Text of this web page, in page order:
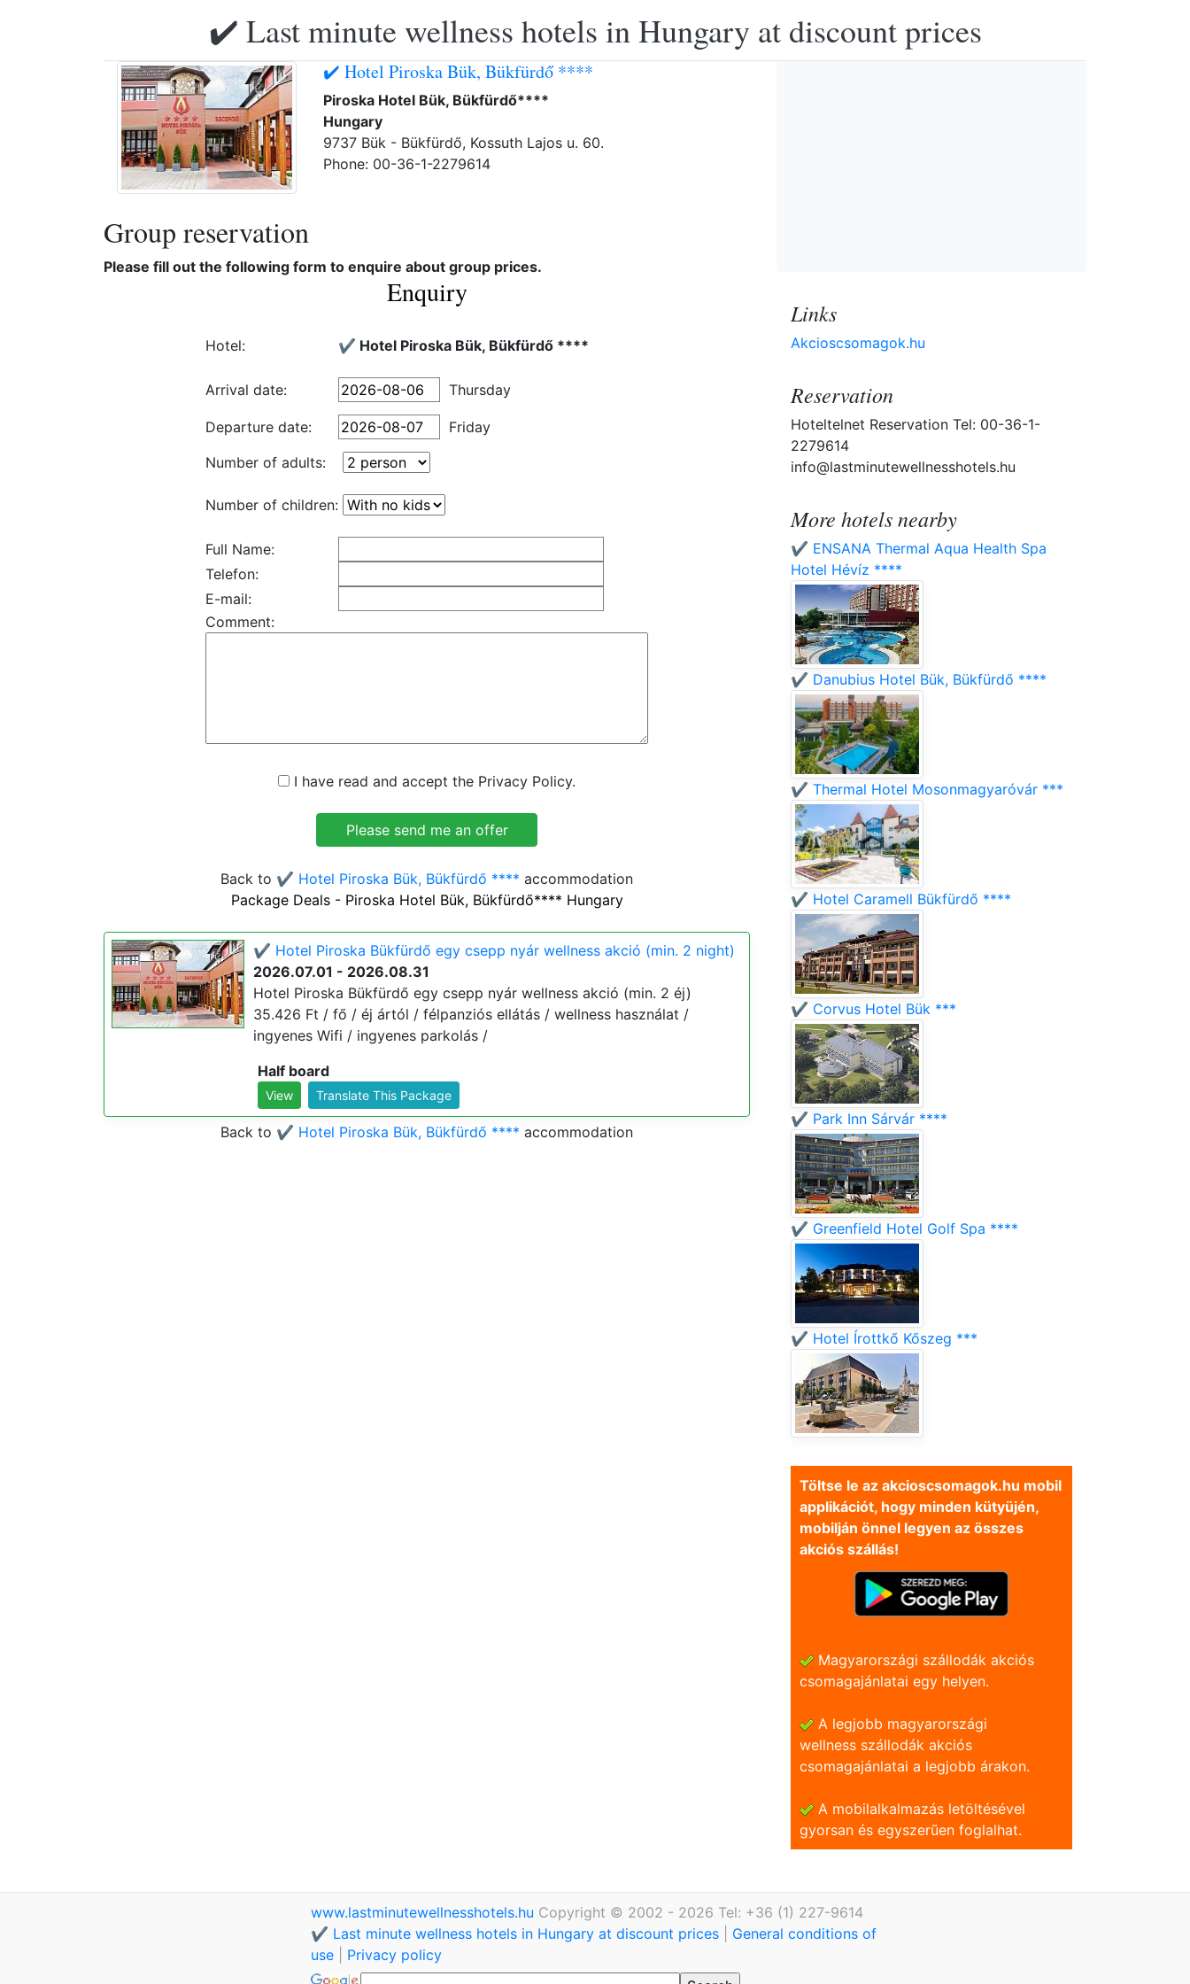
✔️ Last minute wellness hotels in Hungary at discount prices
✔️ Hotel Piroska Bük, Bükfürdő ****
Piroska Hotel Bük, Bükfürdő****
Hungary
9737 Bük - Bükfürdő, Kossuth Lajos u. 60.
Phone: 00-36-1-2279614
Group reservation
Please fill out the following form to enquire about group prices.
Enquiry
Hotel: ✔️ Hotel Piroska Bük, Bükfürdő ****
Arrival date: Thursday
Departure date:
Friday
Number of adults:
Number of children:
Full Name:
Telefon:
E-mail:
Comment:
I have read and accept the Privacy Policy.
Back to ✔️ Hotel Piroska Bük, Bükfürdő **** accommodation
Package Deals - Piroska Hotel Bük, Bükfürdő**** Hungary
✔️ Hotel Piroska Bükfürdő egy csepp nyár wellness akció (min. 2 night)
2026.07.01 - 2026.08.31
Hotel Piroska Bükfürdő egy csepp nyár wellness akció (min. 2 éj)
35.426 Ft / fő / éj ártól / félpanziós ellátás / wellness használat /
ingyenes Wifi / ingyenes parkolás /
Half board
View Translate This Package
Back to ✔️ Hotel Piroska Bük, Bükfürdő **** accommodation
Links
Akcioscsomagok.hu
Reservation
Hoteltelnet Reservation Tel: 00-36-1-
2279614
info@lastminutewellnesshotels.hu
More hotels nearby
✔️ ENSANA Thermal Aqua Health Spa
Hotel Hévíz ****
✔️ Danubius Hotel Bük, Bükfürdő ****
✔️ Thermal Hotel Mosonmagyaróvár ***
✔️ Hotel Caramell Bükfürdő ****
✔️ Corvus Hotel Bük ***
✔️ Park Inn Sárvár ****
✔️ Greenfield Hotel Golf Spa ****
✔️ Hotel Írottkő Kőszeg ***
Töltse le az akcioscsomagok.hu mobil
applikációt, hogy minden kütyüjén,
mobilján önnel legyen az összes
akciós szállás!
Magyarországi szállodák akciós
csomagajánlatai egy helyen.
A legjobb magyarországi
wellness szállodák akciós
csomagajánlatai a legjobb árakon.
A mobilalkalmazás letöltésével
gyorsan és egyszerũen foglalhat.
www.lastminutewellnesshotels.hu Copyright © 2002 - 2026 Tel: +36 (1) 227-9614
✔️ Last minute wellness hotels in Hungary at discount prices
General conditions of
use
Privacy policy